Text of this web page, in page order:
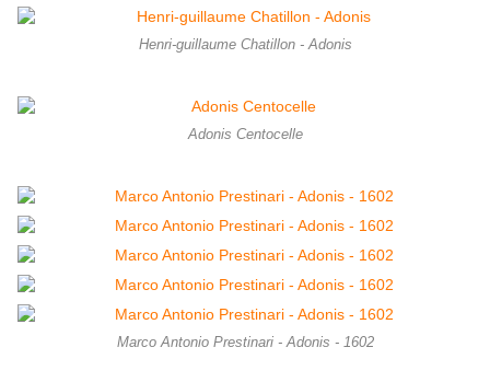
Henri-guillaume Chatillon - Adonis
Adonis Centocelle
Marco Antonio Prestinari - Adonis - 1602